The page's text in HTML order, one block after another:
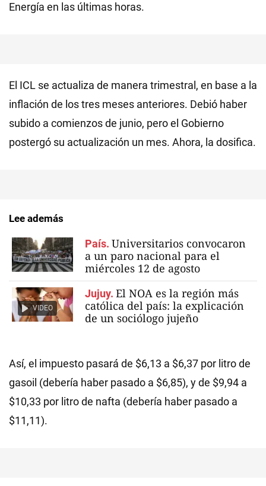
Energía en las últimas horas.
El ICL se actualiza de manera trimestral, en base a la
inflación de los tres meses anteriores. Debió haber
subido a comienzos de junio, pero el Gobierno
postergó su actualización un mes. Ahora, la dosifica.
Lee además
País. Universitarios convocaron
a un paro nacional para el
miércoles 12 de agosto
VIDEO
Jujuy. El NOA es la región más
católica del país: la explicación
de un sociólogo jujeño
Así, el impuesto pasará de $6,13 a $6,37 por litro de
gasoil (debería haber pasado a $6,85), y de $9,94 a
$10,33 por litro de nafta (debería haber pasado a
$11,11).